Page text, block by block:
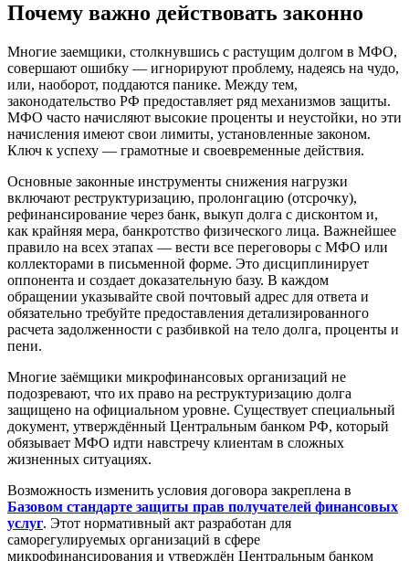
Почему важно действовать законно
Многие заемщики, столкнувшись с растущим долгом в МФО,
совершают ошибку — игнорируют проблему, надеясь на чудо,
или, наоборот, поддаются панике. Между тем,
законодательство РФ предоставляет ряд механизмов защиты.
МФО часто начисляют высокие проценты и неустойки, но эти
начисления имеют свои лимиты, установленные законом.
Ключ к успеху — грамотные и своевременные действия.
Основные законные инструменты снижения нагрузки
включают реструктуризацию, пролонгацию (отсрочку),
рефинансирование через банк, выкуп долга с дисконтом и,
как крайняя мера, банкротство физического лица. Важнейшее
правило на всех этапах — вести все переговоры с МФО или
коллекторами в письменной форме. Это дисциплинирует
оппонента и создает доказательную базу. В каждом
обращении указывайте свой почтовый адрес для ответа и
обязательно требуйте предоставления детализированного
расчета задолженности с разбивкой на тело долга, проценты и
пени.
Многие заёмщики микрофинансовых организаций не
подозревают, что их право на реструктуризацию долга
защищено на официальном уровне. Существует специальный
документ, утверждённый Центральным банком РФ, который
обязывает МФО идти навстречу клиентам в сложных
жизненных ситуациях.
Возможность изменить условия договора закреплена в
Базовом стандарте защиты прав получателей финансовых
услуг. Этот нормативный акт разработан для
саморегулируемых организаций в сфере
микрофинансирования и утверждён Центральным банком